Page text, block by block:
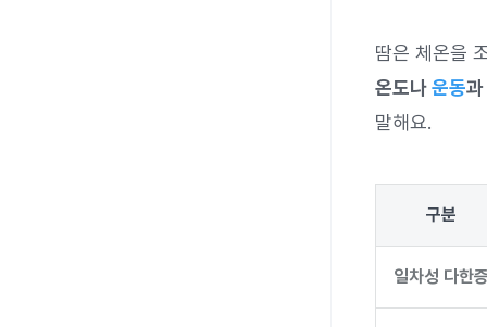
땀은 체온을
온도나운동
말해요.
구분
일차성 다한